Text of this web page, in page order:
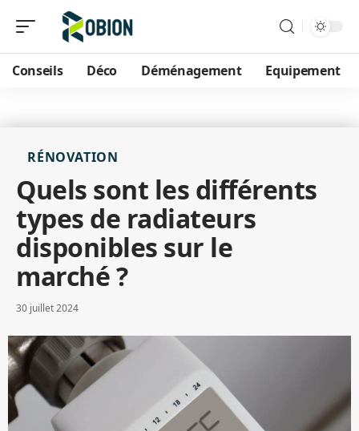
Conseils Déco Déménagement Equipement
RÉNOVATION
Quels sont les différents
types de radiateurs
disponibles sur le
marché ?
30 juillet 2024